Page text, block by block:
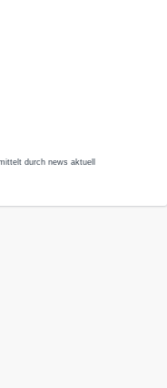
durch news aktuell